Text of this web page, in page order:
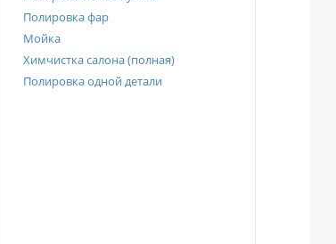
Полировка фар
Мойка
Химчистка салона (полная)
Полировка одной детали